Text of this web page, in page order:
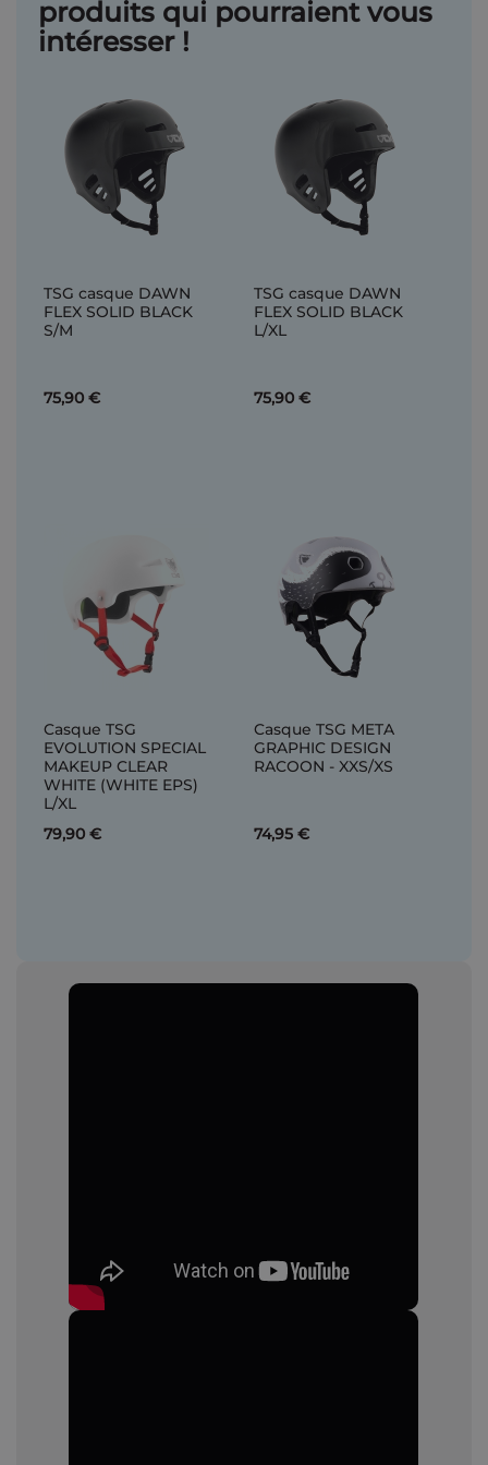
produits qui pourraient vous
intéresser !
TSG casque DAWN
FLEX SOLID BLACK
S/M
75,90 €
TSG casque DAWN
FLEX SOLID BLACK
L/XL
75,90 €
Casque TSG
EVOLUTION SPECIAL
MAKEUP CLEAR
WHITE (WHITE EPS)
L/XL
79,90 €
Casque TSG META
GRAPHIC DESIGN
RACOON - XXS/XS
74,95 €